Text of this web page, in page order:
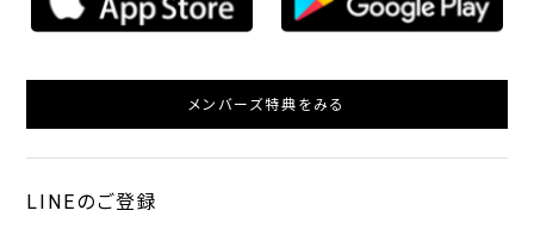
メンバーズ特典をみる
LINEのご登録